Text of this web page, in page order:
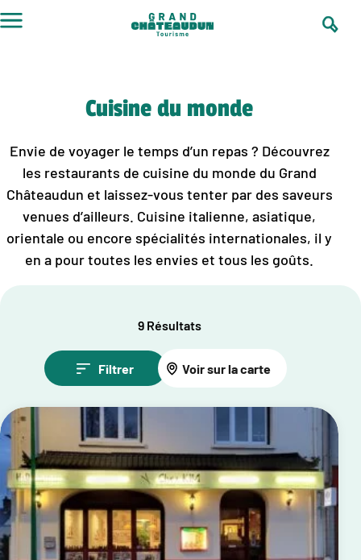
au
Cuisine du monde
Envie de voyager le temps d’un repas ? Découvrez
les restaurants de cuisine du monde du Grand
Châteaudun et laissez-vous tenter par des saveurs
venues d’ailleurs. Cuisine italienne, asiatique,
orientale ou encore spécialités internationales, il y
en a pour toutes les envies et tous les goûts.
9 Résultats
Filtrer Voir sur la carte